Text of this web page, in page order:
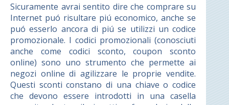
Sicuramente avrai sentito dire che comprare su
Internet puó risultare piú economico, anche se
puó esserlo ancora di piú se utilizzi un codice
promozionale. I codici promozionali (conosciuti
anche come codici sconto, coupon sconto
online) sono uno strumento che permette ai
negozi online di agilizzare le proprie vendite.
Questi sconti constano di una chiave o codice
che devono essere introdotti in una casella